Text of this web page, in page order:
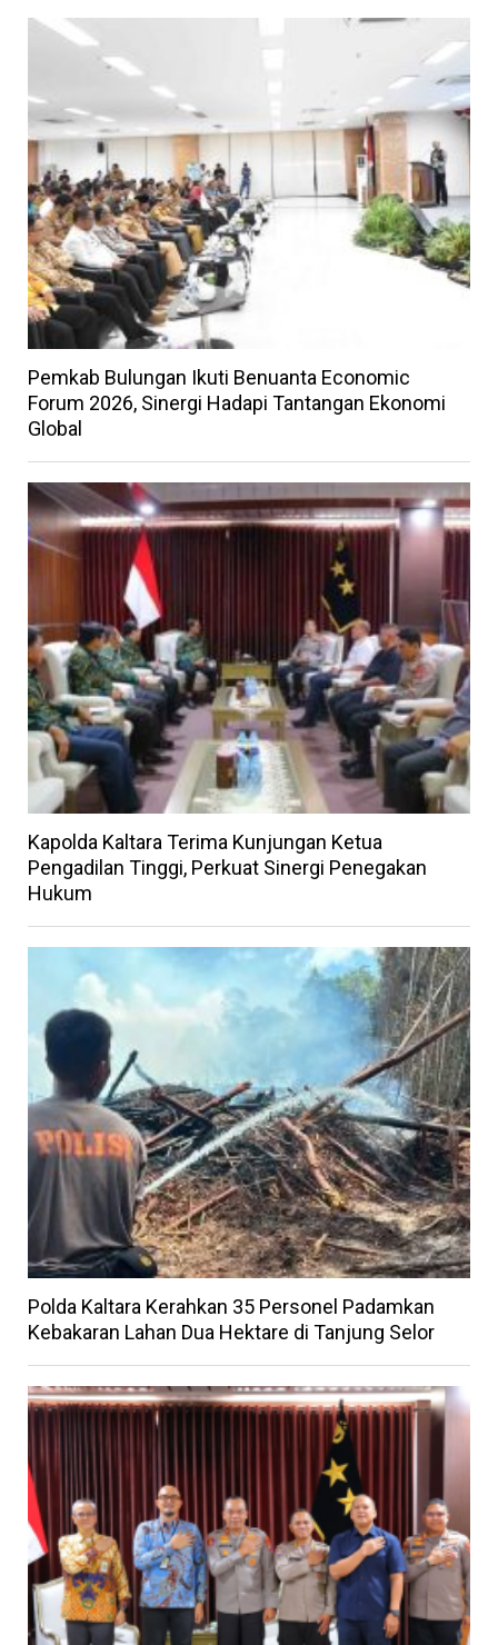
Pemkab Bulungan Ikuti Benuanta Economic
Forum 2026, Sinergi Hadapi Tantangan Ekonomi
Global
Kapolda Kaltara Terima Kunjungan Ketua
Pengadilan Tinggi, Perkuat Sinergi Penegakan
Hukum
Polda Kaltara Kerahkan 35 Personel Padamkan
Kebakaran Lahan Dua Hektare di Tanjung Selor